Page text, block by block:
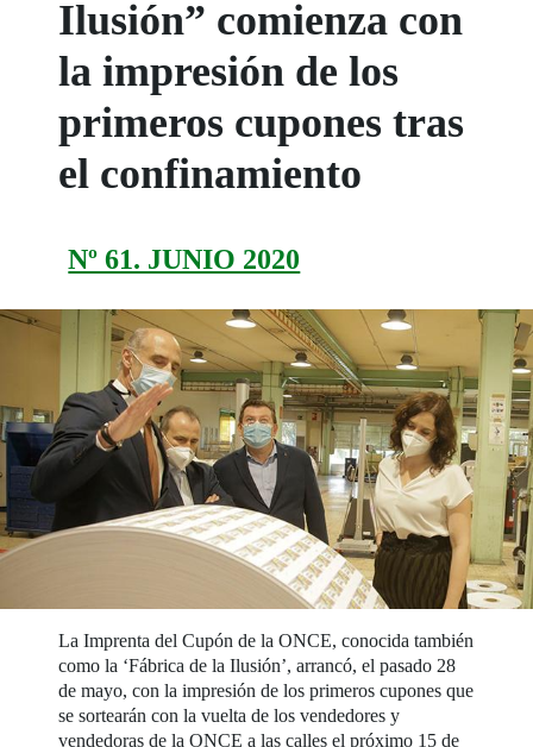
Ilusión” comienza con
la impresión de los
primeros cupones tras
el confinamiento
Nº 61. JUNIO 2020
La Imprenta del Cupón de la ONCE, conocida también
como la ‘Fábrica de la Ilusión’, arrancó, el pasado 28
de mayo, con la impresión de los primeros cupones que
se sortearán con la vuelta de los vendedores y
vendedoras de la ONCE a las calles el próximo 15 de